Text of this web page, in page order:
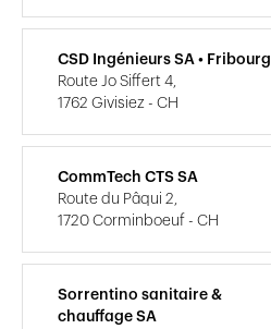
CSD Ingénieurs SA • Fribourg
Route Jo Siffert 4,
1762 Givisiez - CH
CommTech CTS SA
Route du Pâqui 2,
1720 Corminboeuf - CH
Sorrentino sanitaire &
chauffage SA